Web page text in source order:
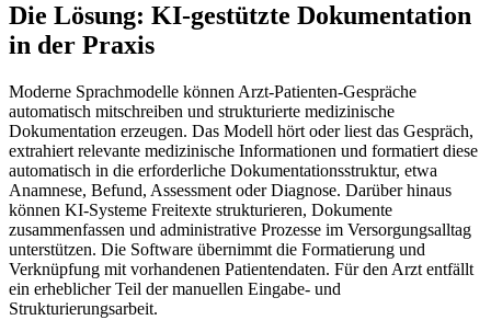
Die Lösung: KI-gestützte Dokumentation
in der Praxis
Moderne Sprachmodelle können Arzt-Patienten-Gespräche
automatisch mitschreiben und strukturierte medizinische
Dokumentation erzeugen. Das Modell hört oder liest das Gespräch,
extrahiert relevante medizinische Informationen und formatiert diese
automatisch in die erforderliche Dokumentationsstruktur, etwa
Anamnese, Befund, Assessment oder Diagnose. Darüber hinaus
können KI-Systeme Freitexte strukturieren, Dokumente
zusammenfassen und administrative Prozesse im Versorgungsalltag
unterstützen. Die Software übernimmt die Formatierung und
Verknüpfung mit vorhandenen Patientendaten. Für den Arzt entfällt
ein erheblicher Teil der manuellen Eingabe- und
Strukturierungsarbeit.